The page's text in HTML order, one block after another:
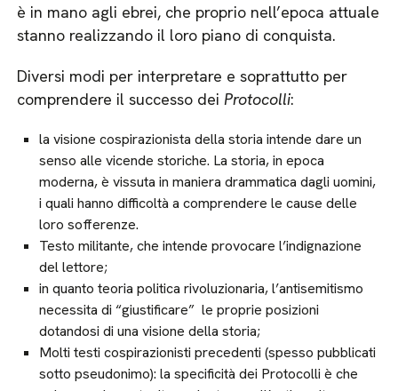
è in mano agli ebrei, che proprio nell’epoca attuale
stanno realizzando il loro piano di conquista.
Diversi modi per interpretare e soprattutto per
comprendere il successo deiProtocolli:
la visione cospirazionista della storia intende dare un
senso alle vicende storiche. La storia, in epoca
moderna, è vissuta in maniera drammatica dagli uomini,
i quali hanno difficoltà a comprendere le cause delle
loro sofferenze.
Testo militante, che intende provocare l’indignazione
del lettore;
in quanto teoria politica rivoluzionaria, l’antisemitismo
necessita di “giustificare” le proprie posizioni
dotandosi di una visione della storia;
Molti testi cospirazionisti precedenti (spesso pubblicati
sotto pseudonimo): la specificità dei Protocolli è che